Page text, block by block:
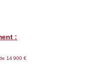
:
14 900 €